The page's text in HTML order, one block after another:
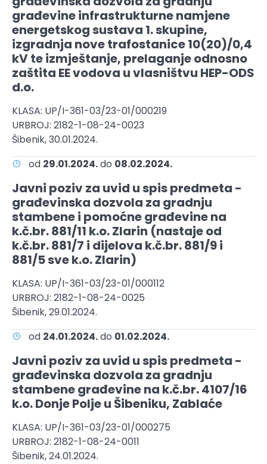
građevine infrastrukturne namjene
energetskog sustava 1. skupine,
izgradnja nove trafostanice 10(20)/0,4
kV te izmještanje, prelaganje odnosno
zaštita EE vodova u vlasništvu HEP-ODS
d.o.
KLASA: UP/I-361-03/23-01/000219
URBROJ: 2182-1-08-24-0023
Šibenik, 30.01.2024.
od 29.01.2024.do 08.02.2024.
Javni poziv za uvid u spis predmeta -
građevinska dozvola za gradnju
stambene i pomoćne građevine na
k.č.br. 881/11 k.o. Zlarin (nastaje od
k.č.br. 881/7 i dijelova k.č.br. 881/9 i
881/5 sve k.o. Zlarin)
KLASA: UP/I-361-03/23-01/000112
URBROJ: 2182-1-08-24-0025
Šibenik, 29.01.2024.
od 24.01.2024.do 01.02.2024.
Javni poziv za uvid u spis predmeta -
građevinska dozvola za gradnju
stambene građevine na k.č.br. 4107/16
k.o. Donje Polje u Šibeniku, Zablaće
KLASA: UP/I-361-03/23-01/000275
URBROJ: 2182-1-08-24-0011
Šibenik, 24.01.2024.